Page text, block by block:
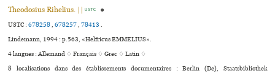
Theodosius Rihelius. ||
USTC ●
USTC :678258,678257,78413.
Lindemann, 1994 : p.563, «Helfricus EMMELIUS».
4 langues :Allemand ♢Français ♢Grec ♢Latin ♢
8 localisations dans des établissements documentaires : Berlin (De), Staatsbibliothek